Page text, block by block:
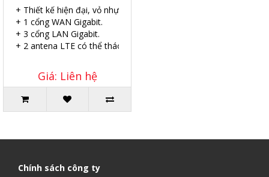
+ Thiết kế hiện đại, vỏ nhựa màu trắng.
+ 1 cổng WAN Gigabit.
+ 3 cổng LAN Gigabit.
+ 2 antena LTE có thể tháo rời, độ nhạy cao.
Giá: Liên hệ
Chính sách công ty